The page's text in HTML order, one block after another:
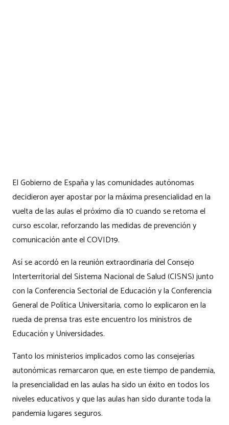
El Gobierno de España y las comunidades autónomas
decidieron ayer apostar por la máxima presencialidad en la
vuelta de las aulas el próximo día 10 cuando se retoma el
curso escolar, reforzando las medidas de prevención y
comunicación ante el COVID19.
Así se acordó en la reunión extraordinaria del Consejo
Interterritorial del Sistema Nacional de Salud (CISNS) junto
con la Conferencia Sectorial de Educación y la Conferencia
General de Política Universitaria, como lo explicaron en la
rueda de prensa tras este encuentro los ministros de
Educación y Universidades.
Tanto los ministerios implicados como las consejerías
autonómicas remarcaron que, en este tiempo de pandemia,
la presencialidad en las aulas ha sido un éxito en todos los
niveles educativos y que las aulas han sido durante toda la
pandemia lugares seguros.